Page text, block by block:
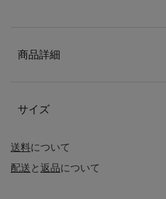
送料について
配送と返品について
商品詳細
サイズ